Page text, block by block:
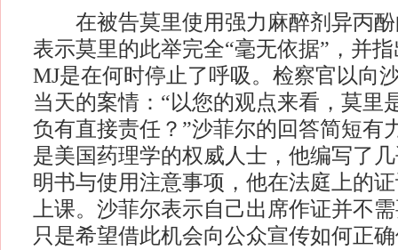
在被告莫里使用强力麻醉剂异丙酚
表示莫里的此举完全“毫无依据”，并
MJ是在何时停止了呼吸。检察官以向
当天的案情：“以您的观点来看，莫里
负有直接责任？”沙菲尔的回答简短有
是美国药理学的权威人士，他编写了
明书与使用注意事项，他在法庭上的
上课。沙菲尔表示自己出席作证并不
只是希望借此机会向公众宣传如何正